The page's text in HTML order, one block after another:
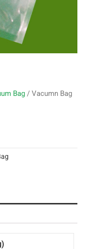
Bag / Vacumn Bag